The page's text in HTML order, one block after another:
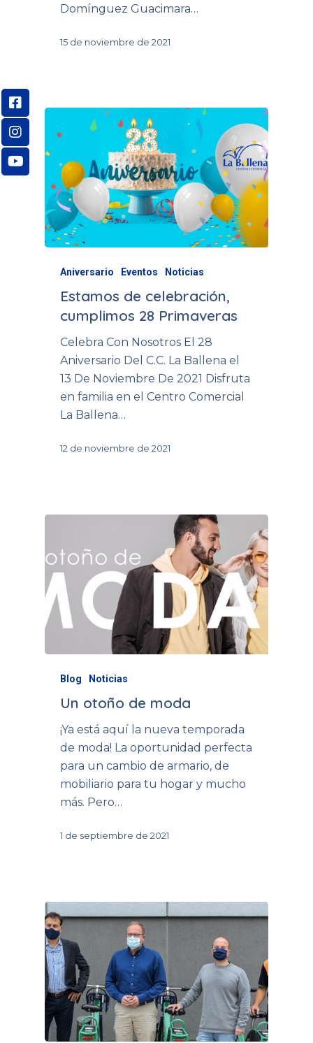
Domínguez Guacimara…
15 de noviembre de 2021
Aniversario Eventos Noticias
Estamos de celebración,
cumplimos 28 Primaveras
Celebra Con Nosotros El 28
Aniversario Del C.C. La Ballena el
13 De Noviembre De 2021 Disfruta
en familia en el Centro Comercial
La Ballena…
12 de noviembre de 2021
Blog Noticias
Un otoño de moda
¡Ya está aquí la nueva temporada
de moda! La oportunidad perfecta
para un cambio de armario, de
mobiliario para tu hogar y mucho
más. Pero…
1 de septiembre de 2021